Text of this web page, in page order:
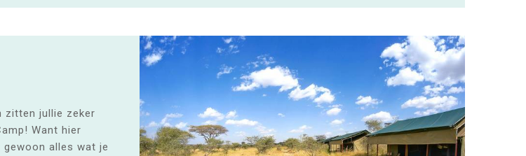
zitten jullie zeker
Want hier
gewoon alles wat je